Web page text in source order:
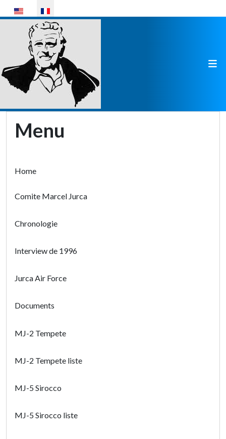
Sélectionnez votre langue
Menu
Home
Comite Marcel Jurca
Chronologie
Interview de 1996
Jurca Air Force
Documents
MJ-2 Tempete
MJ-2 Tempete liste
MJ-5 Sirocco
MJ-5 Sirocco liste